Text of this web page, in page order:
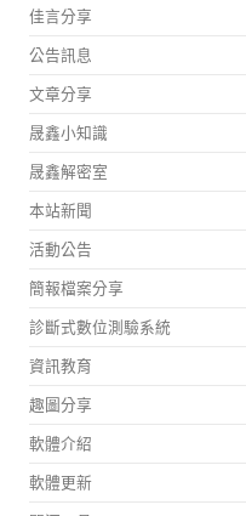
佳言分享
公告訊息
文章分享
晟鑫小知識
晟鑫解密室
本站新聞
活動公告
簡報檔案分享
診斷式數位測驗系統
資訊教育
趣圖分享
軟體介紹
軟體更新